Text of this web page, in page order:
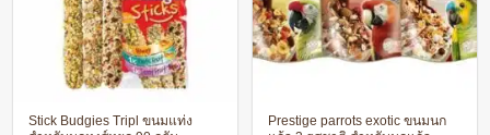
Stick Budgies Tripl ขนมแท่ง
Prestige parrots exotic ขนมนก